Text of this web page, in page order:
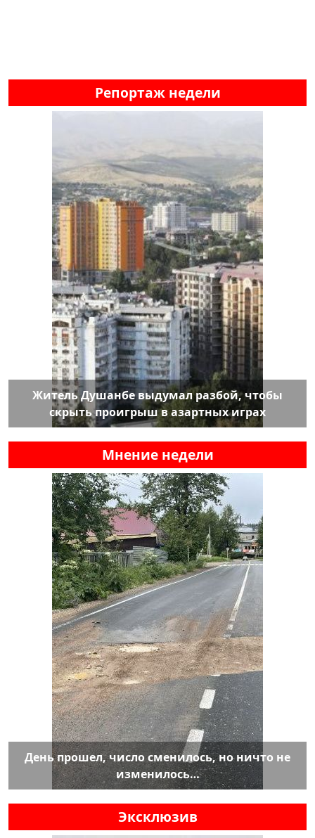
Репортаж недели
Житель Душанбе выдумал разбой, чтобы
скрыть проигрыш в азартных играх
Мнение недели
День прошел, число сменилось, но ничто не
изменилось…
Эксклюзив